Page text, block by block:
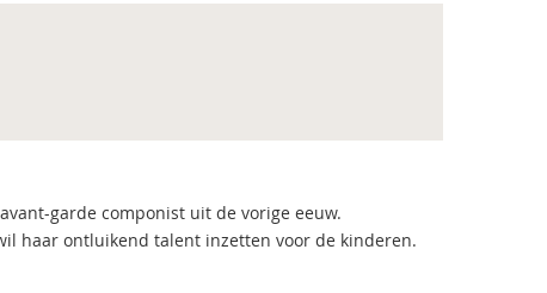
garde componist uit de vorige eeuw.
haar ontluikend talent inzetten voor de kinderen.